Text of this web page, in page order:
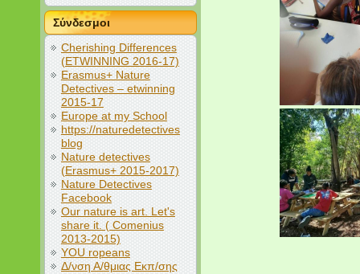
Σύνδεσμοι
Cherishing Differences
(ETWINNING 2016-17)
Erasmus+ Nature
Detectives – etwinning
2015-17
Europe at my School
https://naturedetectives
blog
Nature detectives
(Erasmus+ 2015-2017)
Nature Detectives
Facebook
Our nature is art. Let's
share it. ( Comenius
2013-2015)
YOU ropeans
Δ/νση Α/θμιας Εκπ/σης